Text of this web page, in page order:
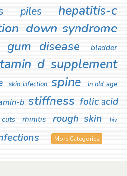
piles hepatitis-c
down syndrome
gum disease bladder
d supplement
skin infection spine in old age
b stiffness folic acid
cuts rhinitis rough skin hiv
More Categories